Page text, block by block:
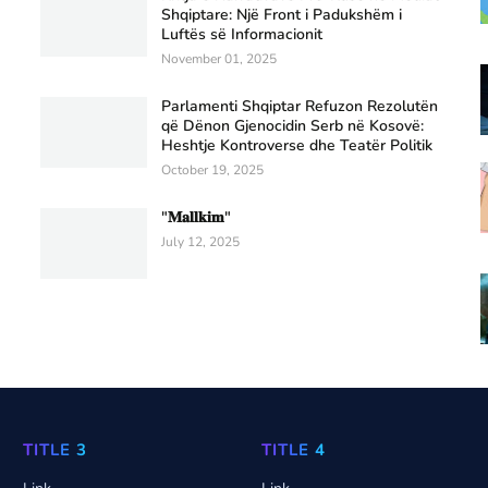
Shqiptare: Një Front i Padukshëm i
Luftës së Informacionit
November 01, 2025
Parlamenti Shqiptar Refuzon Rezolutën
që Dënon Gjenocidin Serb në Kosovë:
Heshtje Kontroverse dhe Teatër Politik
October 19, 2025
"𝐌𝐚𝐥𝐥𝐤𝐢𝐦"
July 12, 2025
TITLE 3 TITLE 4